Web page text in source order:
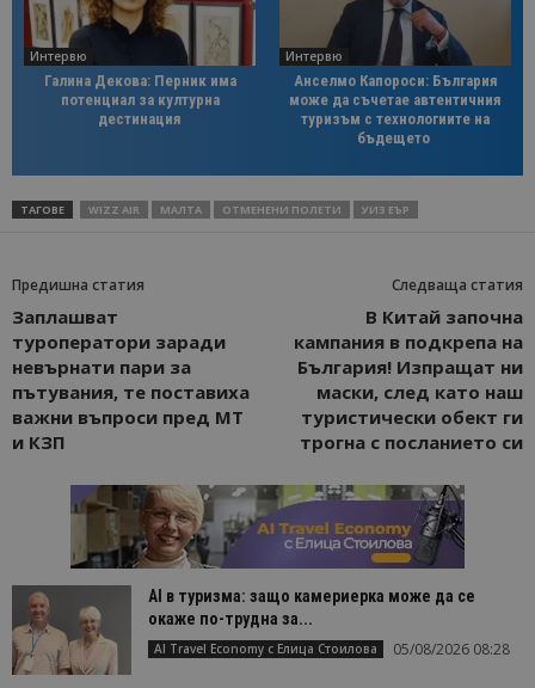
Интервю
Галина Декова: Перник има
потенциал за културна
дестинация
Интервю
Анселмо Капороси: България
може да съчетае автентичния
туризъм с технологиите на
бъдещето
ТАГОВЕ WIZZ AIR МАЛТА ОТМЕНЕНИ ПОЛЕТИ УИЗ ЕЪР
Предишна статия
Заплашват
туроператори заради
невърнати пари за
пътувания, те поставиха
важни въпроси пред МТ
и КЗП
Следваща статия
В Китай започна
кампания в подкрепа на
България! Изпращат ни
маски, след като наш
туристически обект ги
трогна с посланието си
AI в туризма: защо камериерка може да се
окаже по-трудна за...
AI Travel Economy с Елица Стоилова 05/08/2026 08:28